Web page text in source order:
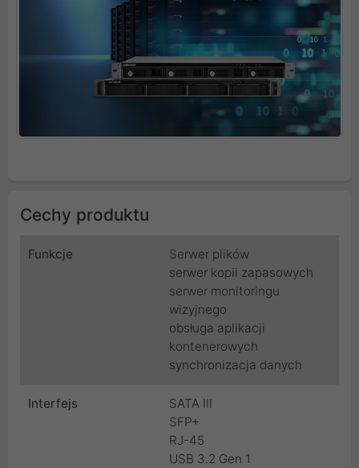
Cechy produktu
Funkcje
Serwer plików
serwer kopii zapasowych
serwer monitoringu
wizyjnego
obsługa aplikacji
kontenerowych
synchronizacja danych
Interfejs
SATA III
SFP+
RJ-45
USB 3.2 Gen 1